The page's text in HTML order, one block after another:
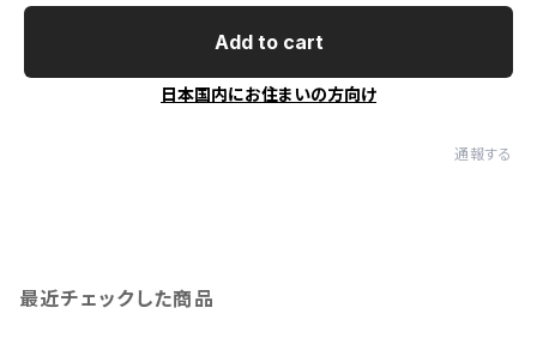
Add to cart
日本国内にお住まいの方向け
通報する
最近チェックした商品